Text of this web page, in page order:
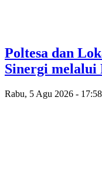
Poltesa dan
Sinergi melalui
Rabu, 5 Agu 2026 -